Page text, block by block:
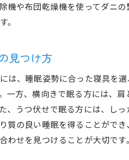
デジタ
実生活に取
短時間
温かい
お気に
軽い運
機や布団乾燥機を使ってダニ
。
見つけ方
は、睡眠姿勢に合った寝具を
一方、横向きで眠る方には、
、うつ伏せで眠る方には、し
質の良い睡眠を得ることがで
わせを見つけることが大切です。